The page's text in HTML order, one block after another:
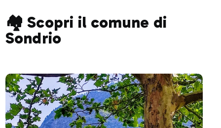
🏘️ Scopri il comune di
Sondrio